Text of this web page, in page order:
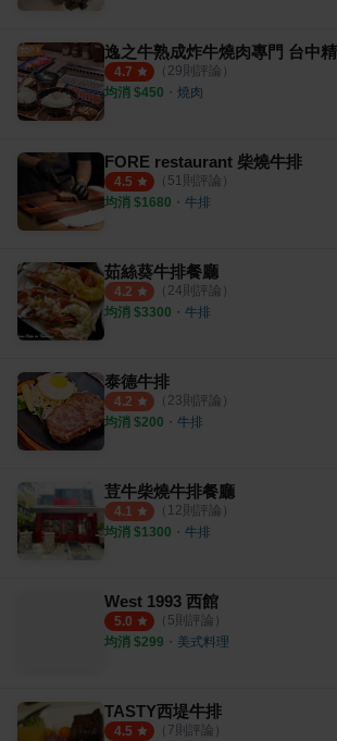
4.7 （ 29則評論）
均消 $450 ・ 燒肉
FORE restaurant 柴燒牛排
4.5 （ 51則評論）
均消 $1680 ・ 牛排
茹絲葵牛排餐廳
4.2 （ 24則評論）
均消 $3300 ・ 牛排
泰德牛排
4.2 （ 23則評論）
均消 $200 ・ 牛排
荳牛柴燒牛排餐廳
4.1 （ 12則評論）
均消 $1300 ・ 牛排
West 1993 西館
5.0 （ 5則評論）
均消 $299 ・ 美式料理
TASTY西堤牛排
4.5 （ 7則評論）